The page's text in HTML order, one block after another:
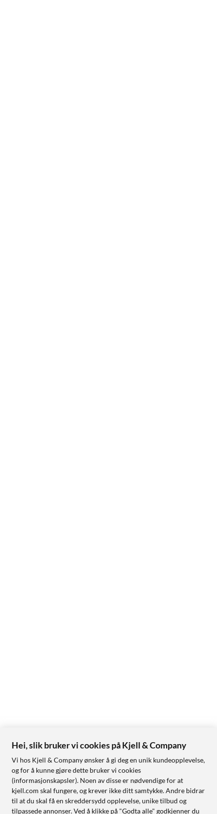
Hei, slik bruker vi cookies på Kjell & Company
Vi hos Kjell & Company ønsker å gi deg en unik kundeopplevelse,
og for å kunne gjøre dette bruker vi cookies
(informasjonskapsler). Noen av disse er nødvendige for at
kjell.com skal fungere, og krever ikke ditt samtykke. Andre bidrar
til at du skal få en skreddersydd opplevelse, unike tilbud og
tilpassede annonser. Ved å klikke på "Godta alle" godkjenner du